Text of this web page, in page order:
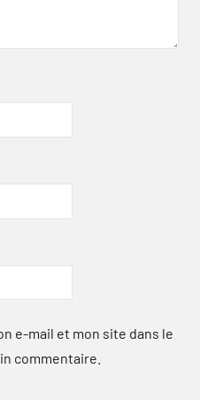
e-mail et mon site dans le
commentaire.